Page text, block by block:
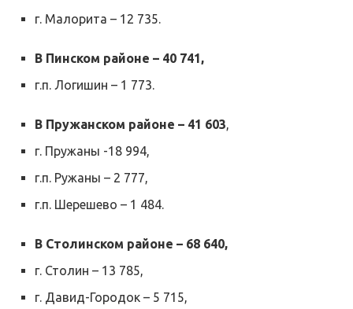
г. Малорита – 12 735.
В Пинском районе – 40 741,
г.п. Логишин – 1 773.
В Пружанском районе – 41 603,
г. Пружаны -18 994,
г.п. Ружаны – 2 777,
г.п. Шерешево – 1 484.
В Столинском районе – 68 640,
г. Столин – 13 785,
г. Давид-Городок – 5 715,